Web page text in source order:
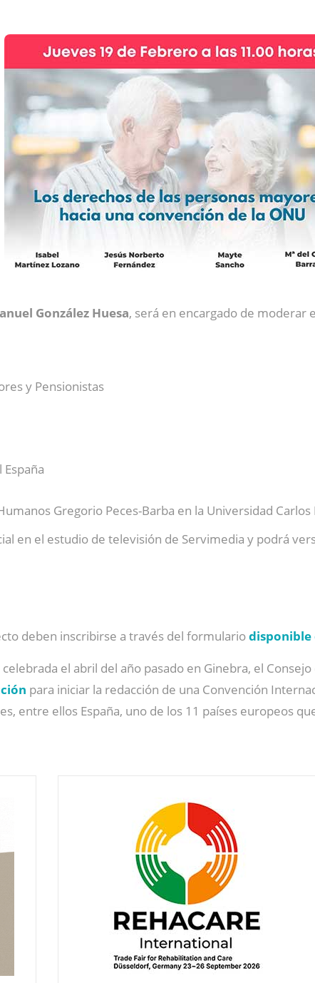
González Huesa, será en encargado de moderar
y Pensionistas
Gregorio Peces-Barba en la Universidad Carlos
en el estudio de televisión de Servimedia y podrá
deben inscribirse a través del formulariodisponible
el abril del año pasado en Ginebra, el
para iniciar la redacción de una Convención
entre ellos España, uno de los 11 países europeos